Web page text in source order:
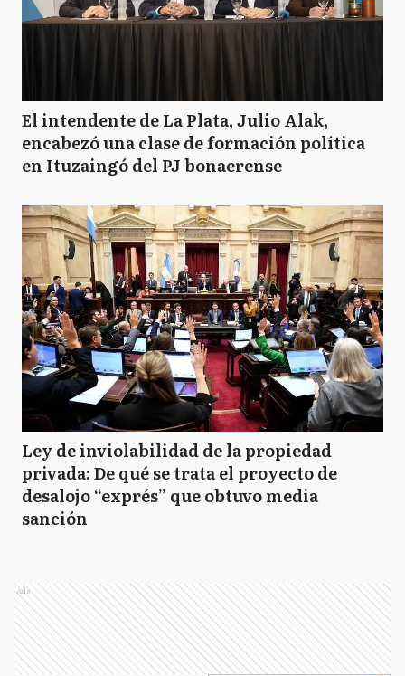
El intendente de La Plata, Julio Alak,
encabezó una clase de formación política
en Ituzaingó del PJ bonaerense
Ley de inviolabilidad de la propiedad
privada: De qué se trata el proyecto de
desalojo “exprés” que obtuvo media
sanción
Ads